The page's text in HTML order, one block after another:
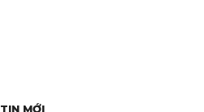
TIN MỚI